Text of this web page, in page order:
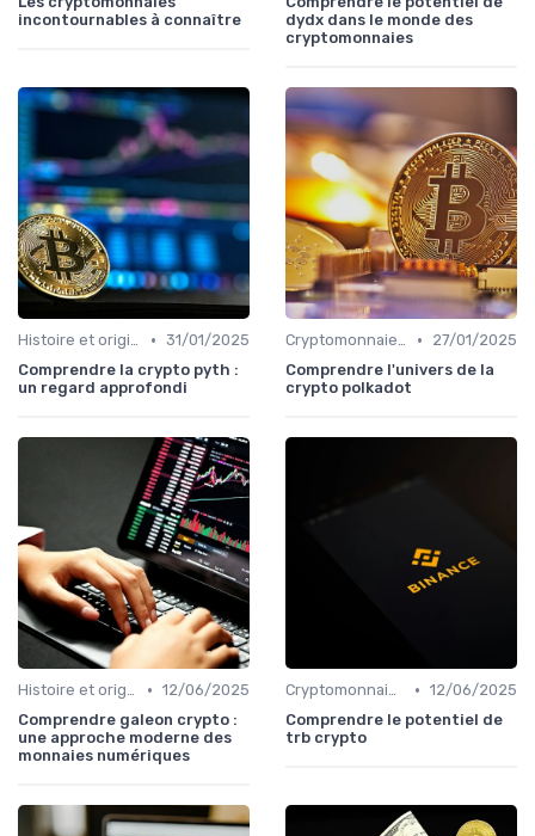
incontournables à connaître
dydx dans le monde des
cryptomonnaies
Histoire et origines des cryptomonnaies • 31/01/2025
Comprendre la crypto pyth :
un regard approfondi
Cryptomonnaies populaires •
27/01/2025
Comprendre l'univers de la
crypto polkadot
Histoire et origines des cryptomonnaies • 12/06/2025
Comprendre galeon crypto :
une approche moderne des
monnaies numériques
Cryptomonnaies populaires • 12/06/2025
Comprendre le potentiel de
trb crypto